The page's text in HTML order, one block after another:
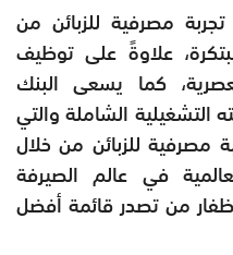
مصرفية للزبائن من
علاوةً على توظيف
كما يسعى البنك
التشغيلية الشاملة والتي
مصرفية للزبائن من خلال
في عالم الصيرفة
من تصدر قائمة أفضل